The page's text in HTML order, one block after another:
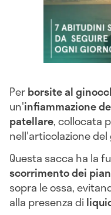
Perborsite al
un'infiammazione
patellare, collocata
nell'articolazione
Questa sacca ha la
scorrimento dei
sopra le ossa,
alla presenza di